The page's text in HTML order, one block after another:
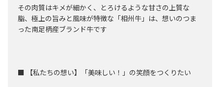
その肉質はキメが細かく、とろけるような甘さの上質な
脂、極上の旨みと風味が特徴な「相州牛」は、想いのつま
った南足柄産ブランド牛です
■ 【私たちの想い】「美味しい！」の笑顔をつくりたい